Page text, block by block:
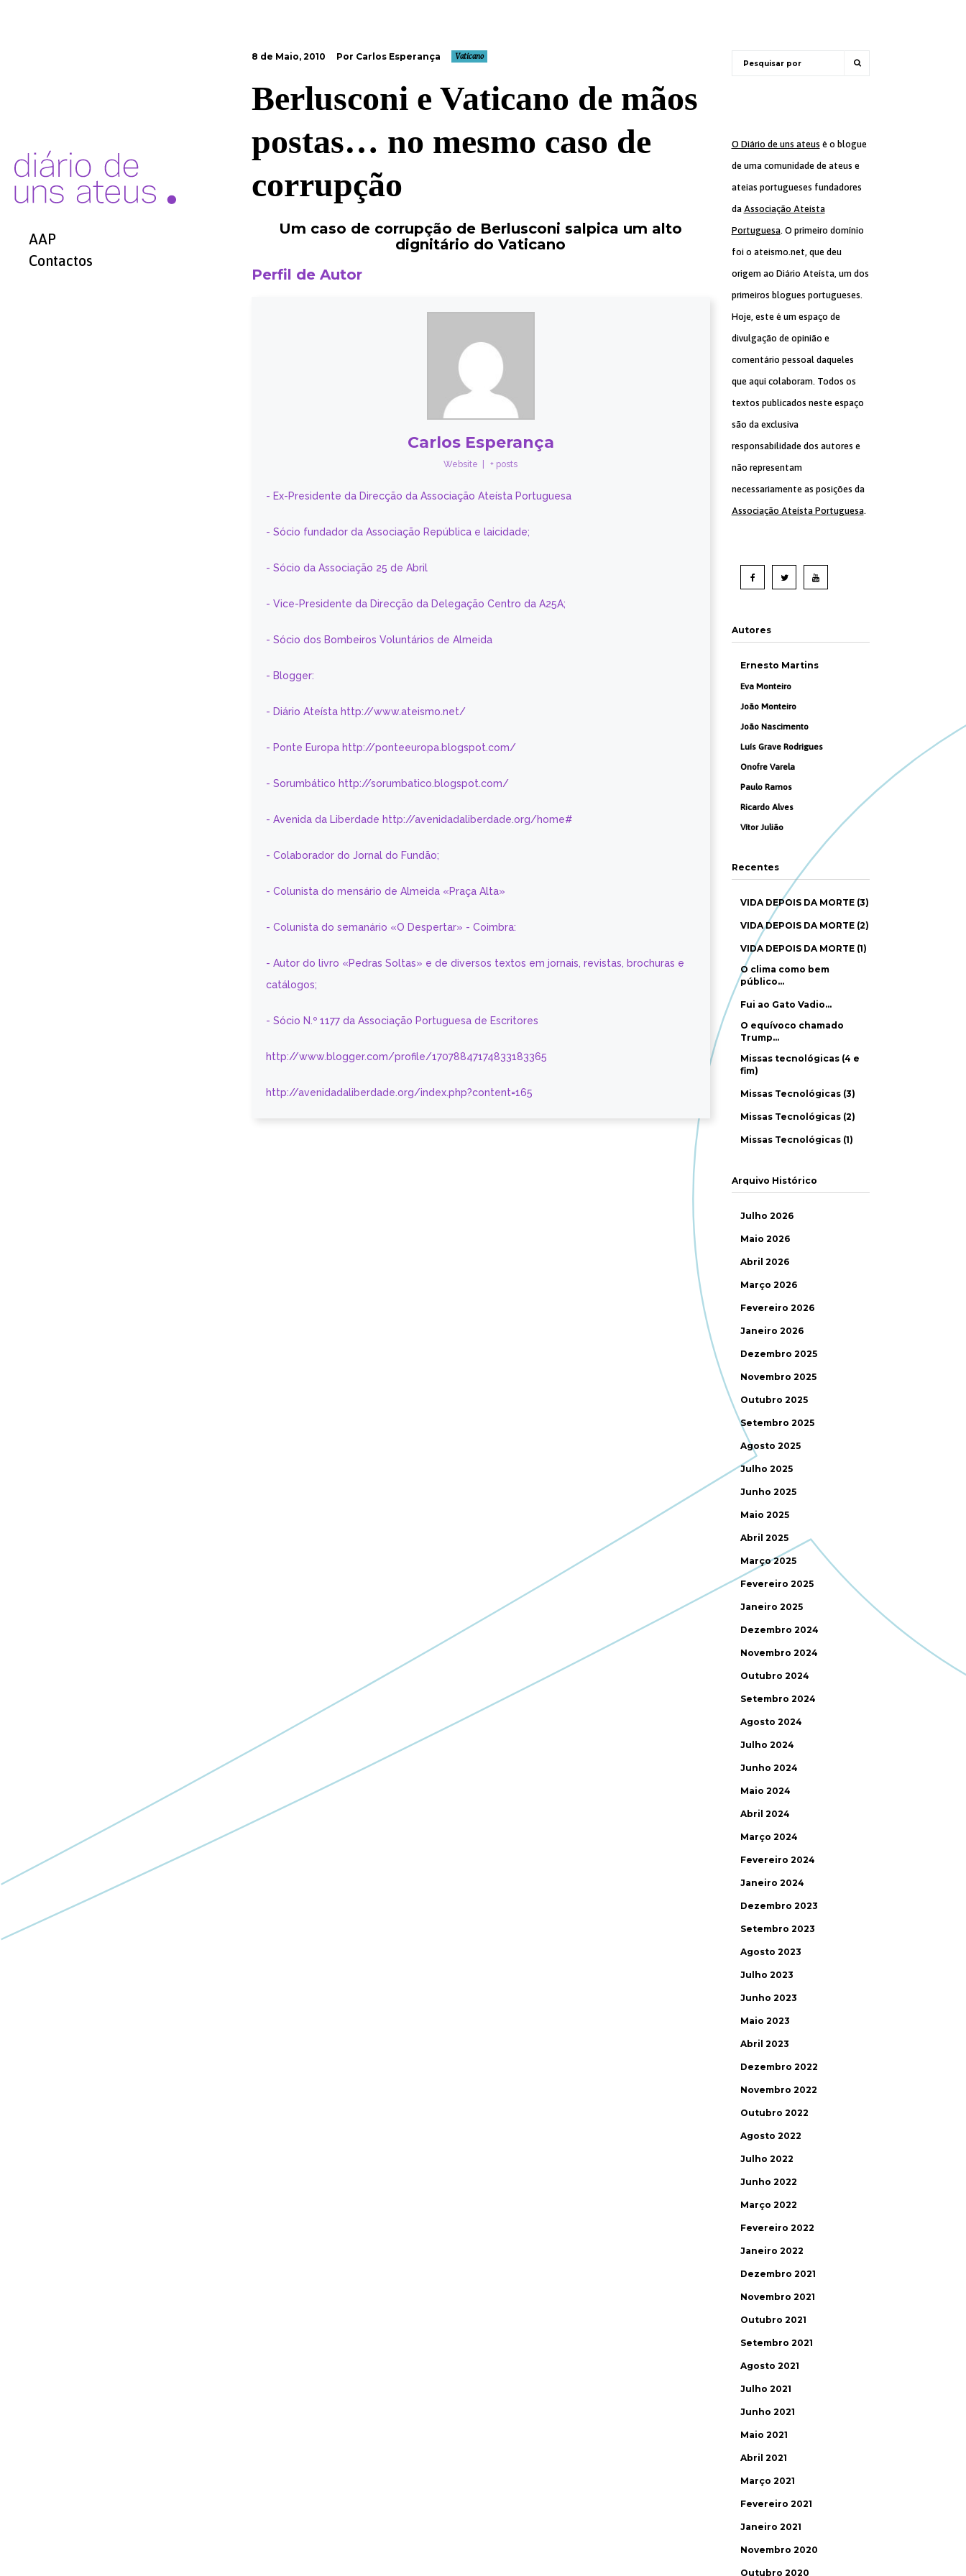
AAP
Contactos
8 de Maio, 2010 Por Carlos Esperança Vaticano
Berlusconi e Vaticano de mãos
postas… no mesmo caso de
corrupção
Um caso de corrupção de Berlusconi salpica um alto
dignitário do Vaticano
Perfil de Autor
Carlos Esperança
Website + posts
- Ex-Presidente da Direcção da Associação Ateísta Portuguesa
- Sócio fundador da Associação República e laicidade;
- Sócio da Associação 25 de Abril
- Vice-Presidente da Direcção da Delegação Centro da A25A;
- Sócio dos Bombeiros Voluntários de Almeida
- Blogger:
- Diário Ateísta http://www.ateismo.net/
- Ponte Europa http://ponteeuropa.blogspot.com/
- Sorumbático http://sorumbatico.blogspot.com/
- Avenida da Liberdade http://avenidadaliberdade.org/home#
- Colaborador do Jornal do Fundão;
- Colunista do mensário de Almeida «Praça Alta»
- Colunista do semanário «O Despertar» - Coimbra:
- Autor do livro «Pedras Soltas» e de diversos textos em jornais, revistas, brochuras e
catálogos;
- Sócio N.º 1177 da Associação Portuguesa de Escritores
http://www.blogger.com/profile/17078847174833183365
http://avenidadaliberdade.org/index.php?content=165
O Diário de uns ateus é o blogue
de uma comunidade de ateus e
ateias portugueses fundadores
da Associação Ateísta
Portuguesa. O primeiro domínio
foi o ateismo.net, que deu
origem ao Diário Ateísta, um dos
primeiros blogues portugueses.
Hoje, este é um espaço de
divulgação de opinião e
comentário pessoal daqueles
que aqui colaboram. Todos os
textos publicados neste espaço
são da exclusiva
responsabilidade dos autores e
não representam
necessariamente as posições da
Associação Ateísta Portuguesa.
Autores
Ernesto Martins
Eva Monteiro
João Monteiro
João Nascimento
Luís Grave Rodrigues
Onofre Varela
Paulo Ramos
Ricardo Alves
Vítor Julião
Recentes
VIDA DEPOIS DA MORTE (3)
VIDA DEPOIS DA MORTE (2)
VIDA DEPOIS DA MORTE (1)
O clima como bem
público…
Fui ao Gato Vadio…
O equívoco chamado
Trump…
Missas tecnológicas (4 e
fim)
Missas Tecnológicas (3)
Missas Tecnológicas (2)
Missas Tecnológicas (1)
Arquivo Histórico
Julho 2026
Maio 2026
Abril 2026
Março 2026
Fevereiro 2026
Janeiro 2026
Dezembro 2025
Novembro 2025
Outubro 2025
Setembro 2025
Agosto 2025
Julho 2025
Junho 2025
Maio 2025
Abril 2025
Março 2025
Fevereiro 2025
Janeiro 2025
Dezembro 2024
Novembro 2024
Outubro 2024
Setembro 2024
Agosto 2024
Julho 2024
Junho 2024
Maio 2024
Abril 2024
Março 2024
Fevereiro 2024
Janeiro 2024
Dezembro 2023
Setembro 2023
Agosto 2023
Julho 2023
Junho 2023
Maio 2023
Abril 2023
Dezembro 2022
Novembro 2022
Outubro 2022
Agosto 2022
Julho 2022
Junho 2022
Março 2022
Fevereiro 2022
Janeiro 2022
Dezembro 2021
Novembro 2021
Outubro 2021
Setembro 2021
Agosto 2021
Julho 2021
Junho 2021
Maio 2021
Abril 2021
Março 2021
Fevereiro 2021
Janeiro 2021
Novembro 2020
Outubro 2020